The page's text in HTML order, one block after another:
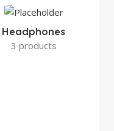
Headphones
3 products